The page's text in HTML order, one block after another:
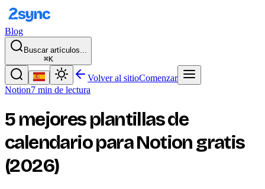
Blog
Buscar artículos...
⌘K
Volver al sitioComenzar
Notion7 min de lectura
5 mejores plantillas de
calendario para Notion gratis
(2026)